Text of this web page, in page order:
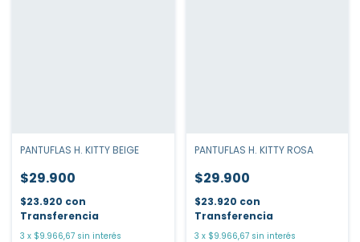
PANTUFLAS H. KITTY BEIGE
$29.900
$23.920 con
Transferencia
3 x $9.966,67 sin interés
PANTUFLAS H. KITTY ROSA
$29.900
$23.920 con
Transferencia
3 x $9.966,67 sin interés